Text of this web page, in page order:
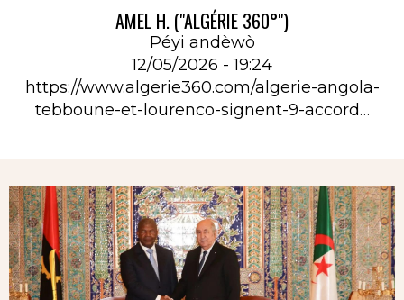
AMEL H. ("ALGÉRIE 360°")
Péyi andèwò
12/05/2026 - 19:24
https://www.algerie360.com/algerie-angola-
tebboune-et-lourenco-signent-9-accord…